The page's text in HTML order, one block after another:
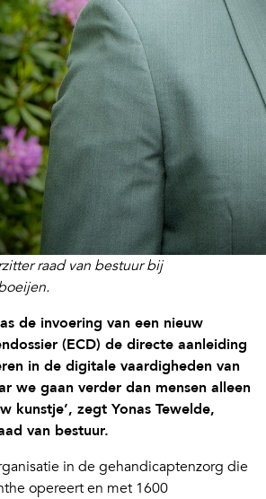
raad van bestuur bij
de invoering van een nieuw
(ECD) de directe aanleiding
in de digitale vaardigheden van
we gaan verder dan mensen alleen
kunstje’, zegt Yonas Tewelde,
van bestuur.
in de gehandicaptenzorg die
opereert en met 1600